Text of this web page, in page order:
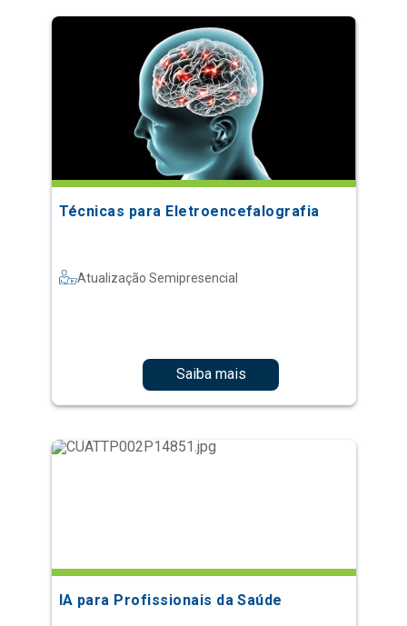
Técnicas para Eletroencefalografia
Atualização Semipresencial
Saiba mais
IA para Profissionais da Saúde